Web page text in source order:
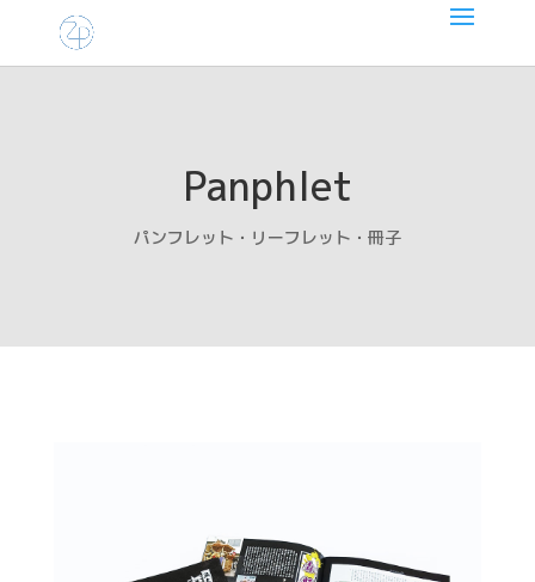
Panphlet
パンフレット・リーフレット・冊子